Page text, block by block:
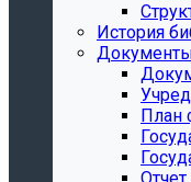
История
План